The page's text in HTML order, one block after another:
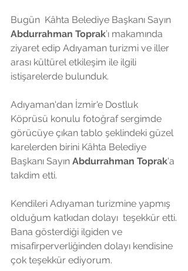
Bugün  Kâhta Belediye Başkanı Sayın
Abdurrahman Toprak’ı makamında
ziyaret edip Adıyaman turizmi ve iller
arası kültürel etkileşim ile ilgili
istişarelerde bulunduk.
Adıyaman'dan İzmir'e Dostluk
Köprüsü konulu fotoğraf sergimde
görücüye çıkan tablo şeklindeki güzel
karelerden birini Kâhta Belediye
Başkanı Sayın Abdurrahman Toprak'a
takdim etti.
Kendileri Adıyaman turizmine yapmış
olduğum katkıdan dolayı  teşekkür etti.
Bana gösterdiği ilgiden ve
misafirperverliğinden dolayı kendisine
çok teşekkür ediyorum.